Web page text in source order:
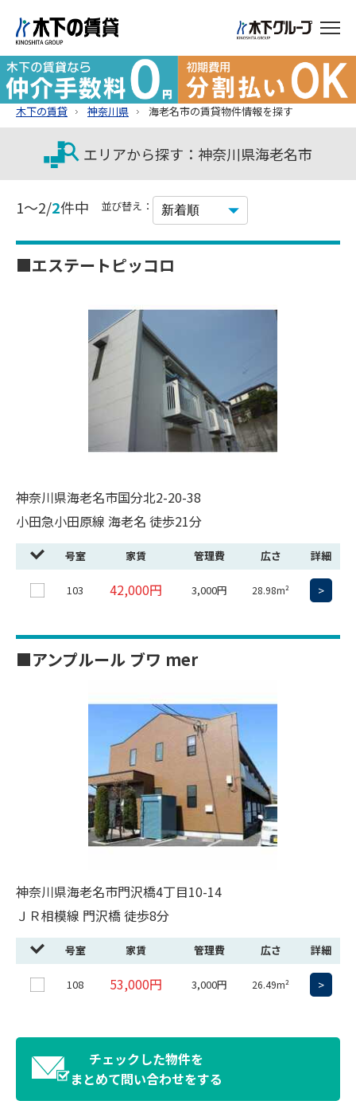
木下の賃貸 神奈川県 海老名市の賃貸物件情報を探す
エリアから探す：神奈川県海老名市
1～2/2件中 並び替え：
■エステートピッコロ
神奈川県海老名市国分北2-20-38
小田急小田原線 海老名 徒歩21分
号室 家賃 管理費 広さ 詳細
103 42,000円 3,000円 28.98m² >
■アンプルール ブワ mer
神奈川県海老名市門沢橋4丁目10-14
ＪＲ相模線 門沢橋 徒歩8分
号室 家賃 管理費 広さ 詳細
108 53,000円 3,000円 26.49m² >
チェックした物件を
まとめて問い合わせをする